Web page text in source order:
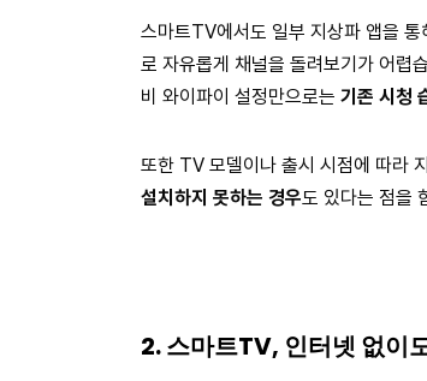
스마트TV에서도 일부 지상파 앱을
로 자유롭게 채널을 돌려보기가 어렵
비 와이파이 설정만으로는 기존 시청
또한 TV 모델이나 출시 시점에 따라
설치하지 못하는 경우도 있다는 점을
2. 스마트TV, 인터넷 없이